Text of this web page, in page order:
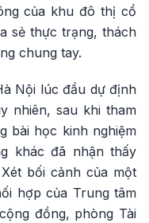
của khu đô thị cổ
sẻ thực trạng, thách
chung tay.
Nội lúc đầu dự định
nhiên, sau khi tham
bài học kinh nghiệm
khác đã nhận thấy
bối cảnh của một
hợp của Trung tâm
đồng, phòng Tài